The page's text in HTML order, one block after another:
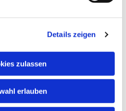
Details zeigen
zulassen
erlauben